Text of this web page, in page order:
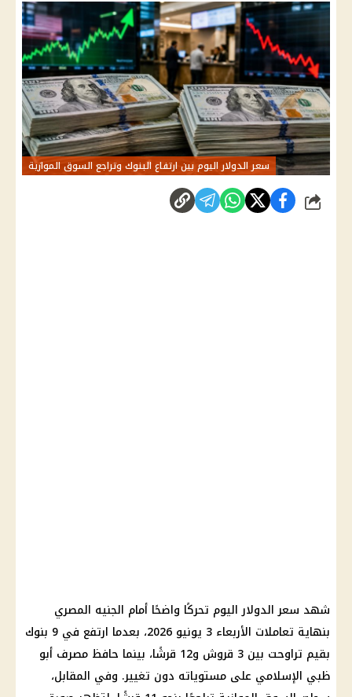
سعر الدولار اليوم بين ارتفاع البنوك وتراجع السوق الموازية
شارك
شهد سعر الدولار اليوم تحركًا واضحًا أمام الجنيه المصري
بنهاية تعاملات الأربعاء 3 يونيو 2026، بعدما ارتفع في 9 بنوك
بقيم تراوحت بين 3 قروش و12 قرشًا، بينما حافظ مصرف أبو
ظبي الإسلامي على مستوياته دون تغيير. وفي المقابل،